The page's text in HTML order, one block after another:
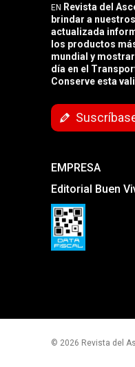
EN Revista del
brindar a
actualizada
los productos
mundial y
día en el
Conserve esta
EMPRESA
Editorial Buen
© 2026 Revista del